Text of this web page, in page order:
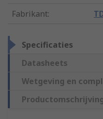
Fabrikant:
Specificaties
Datasheets
Wetgeving en